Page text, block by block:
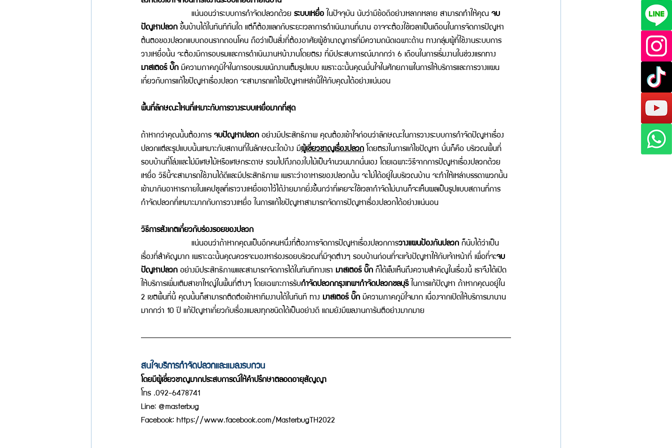
แน่นอนว่าระบบการกำจัดปลวกด้วย ระบบเหยื่อ ในปัจจุบัน นับว่ามีข้อดีอย่างหลากหลาย สามารถทำให้คุณ จบ
ปัญหาปลวก ขึ้นบ้านได้ในทันทีทันใด แต่ก็ต้องแลกกับระยะเวลาการดำเนินงานที่นาน อาจจะต้องใช้เวลาเป็นเดือนในการจัดการปัญหา
ต้นตอของปลวกแบบถอนรากถอนโคน ถือว่าเป็นสิ่งที่ต้องอาศัยผู้ชำนาญการที่มีความถนัดเฉพาะด้าน ทางกลุ่มผู้ที่ใช้งานระบบการ
วางเหยื่อนั้น จะต้องมีการอบรมและการดำเนินงานหน้างานโดยตรง ที่มีประสบการณ์มากกว่า 6 เดือนในการเริ่มงานในช่วงแรกทาง
มาสเตอร์ บั๊ก มีความภาคภูมิใจในการอบรมพนักงานเต็มรูปแบบ เพราะฉะนั้นคุณมั่นใจในศักยภาพในการให้บริการและการวางแผน
เกี่ยวกับการแก้ไขปัญหาเรื่องปลวก จะสามารถแก้ไขปัญหาเหล่านี้ให้กับคุณได้อย่างแน่นอน
พื้นที่ลักษณะไหนที่เหมาะกับการวางระบบเหยื่อมากที่สุด
ถ้าหากว่าคุณนั้นต้องการ จบปัญหาปลวก อย่างมีประสิทธิภาพ คุณต้องเข้าใจก่อนว่าลักษณะในการวางระบบการกำจัดปัญหาเรื่อง
ปลวกแต่ละรูปแบบนั้นเหมาะกับสถานที่ในลักษณะใดบ้าง มีผู้เชี่ยวชาญเรื่องปลวก โดยตรงในการแก้ไขปัญหา นั่นก็คือ บริเวณพื้นที่
รอบบ้านที่โล่งและไม่มีเศษไม้หรือเศษกระดาษ รวมไปถึงกองใบไม้เป็นจำนวนมากนั่นเอง โดยเฉพาะวิธีจากการปัญหาเรื่องปลวกด้วย
เหยื่อ วิธีนี้จะสามารถใช้งานได้ดีและมีประสิทธิภาพ เพราะว่าอาหารของปลวกนั้น จะไม่ได้อยู่ในบริเวณบ้าน จะทำให้เหล่าบรรดาพวกนั้น
เข้ามากินอาหารภายในแคปซูลที่เราวางเหยื่อเอาไว้ได้ง่ายมากยิ่งขึ้นกว่าที่เคยจะใช้เวลากำจัดไม่นานก็จะเห็นผลเป็นรูปแบบสถานที่การ
กำจัดปลวกที่เหมาะมากกับการวางเหยื่อ ในการแก้ไขปัญหาสามารถจัดการปัญหาเรื่องปลวกได้อย่างแน่นอน
วิธีการสังเกตเกี่ยวกับร่องรอยของปลวก
แน่นอนว่าถ้าหากคุณเป็นอีกคนหนึ่งที่ต้องการจัดการปัญหาเรื่องปลวกการวางแผนป้องกันปลวก ก็นับได้ว่าเป็น
เรื่องที่สำคัญมาก เพราะฉะนั้นคุณควรจะมองหาร่องรอยบริเวณที่มีจุดต่างๆ รอบบ้านก่อนที่จะแจ้งปัญหาให้กับเจ้าหน้าที่ เพื่อที่จะจบ
ปัญหาปลวก อย่างมีประสิทธิภาพและสามารถจัดการได้ในทันทีทางเรา มาสเตอร์ บิ๊ก ก็ได้เล็งเห็นถึงความสำคัญในเรื่องนี้ เราจึงได้เปิด
ให้บริการเพิ่มเติมสาขาใหญ่ในพื้นที่ต่างๆ โดยเฉพาะการรับกำจัดปลวกกรุงเทพฯกำจัดปลวกชลบุรี ในการแก้ปัญหา ถ้าหากคุณอยู่ใน
2 เขตพื้นที่นี้ คุณนั้นก็สามารถติดต่อเข้าหาทีมงานได้ในทันที ทาง มาสเตอร์ บิ๊ก มีความภาคภูมิใจมาก เนื่องจากเปิดให้บริการมานาน
มากกว่า 10 ปี แก้ปัญหาเกี่ยวกับเรื่องแมลงทุกชนิดได้เป็นอย่างดี แถมยังมีผลงานการันตีอย่างมากมาย
สนใจบริการกำจัดปลวกและแมลงรบกวน
โดยมีผู้เชี่ยวชาญมากประสบการณ์ให้คำปรึกษาตลอดอายุสัญญา
โทร .092-6478741
Line: @masterbug
Facebook: https://www.facebook.com/MasterbugTH2022